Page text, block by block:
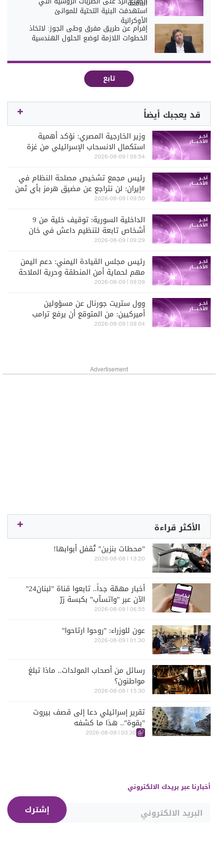
النافعة
استهدفت البنية التحتية للموانئ
الأوكرانية
إفرام عن طريق مفرق وطى الجوز: لاتخاذ
الخطوات اللازمة لوضع الحلول الهندسية
تابع
قد يعجبك أيضاً
وزير الخارجية المصري: نؤكد أهمية
استكمال الانسحاب الإسرائيلي من غزة
للانتقال إلى المرحلة الثانية من الاتفاق
09:54 | 2026-08-09
رئيس مجمع تشخيص مصلحة النظام في
#إيران: لن نتراجع عن مضيق هرمز بأي ثمن
والمضيق لن يعود إلى الحالة السابقة
09:50 | 2026-08-09
الداخلية السورية: توقيف خلية من 9
أشخاص تابعة لتنظيم داعش في خان
أرنبة في ريف القنيطرة
09:29 | 2026-08-09
رئيس مجلس القيادة اليمني: دعم اليمن
مهم لحماية أمن المنطقة وحرية الملاحة
الدولية ومكافحة الإرهاب
09:09 | 2026-08-09
وول ستريت جورنال عن مسؤولين
أميركيين: من المتوقع أن يرفع ترامب
الحصار البحري عن إيران إن أعادت فتح
09:04 | 2026-08-09
Advertisement
الأكثر قراءة
"محطات بنزين" تُقفل أبوابها!
13:20 | 2026-08-08
أخبار مهمّة جداً.. تابعوا قناة "لبنان24"
الآن عبر "واتسآب" بكبسة زرّ
06:55 | 2026-08-09
عون للوزراء: "روحوا ارتاحوا"
01:30 | 2026-08-09
رسائل من أصحاب المولدات.. ماذا تبلغ
مواطنون؟
15:30 | 2026-08-08
تقرير إسرائيلي دعا إلى قصف بيروت
"بقوة".. هذا ما كشفه
03:30 | 2026-08-09
أخبارنا عبر بريدك الالكتروني
إشترك